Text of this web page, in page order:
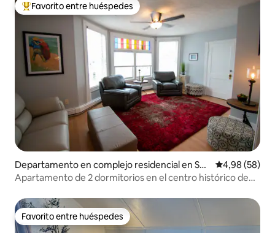
Favorito entre los huéspedes más destacados
Favorito entre huéspedes
Departamento en complejo residencial en Sen
eca Falls
Calificación
4,98 (58)
Apartamento de 2 dormitorios en el centro histórico de
Favorito entre huéspedes
Favorito entre huéspedes